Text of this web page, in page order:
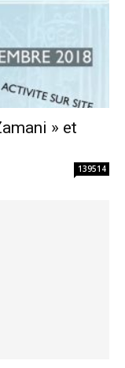
» et
139514